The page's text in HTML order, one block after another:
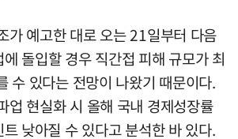
가 예고한 대로 오는 21일부터 다음
돌입할 경우 직간접 피해 규모가 최
수 있다는 전망이 나왔기 때문이다.
업 현실화 시 올해 국내 경제성장률
낮아질 수 있다고 분석한 바 있다.